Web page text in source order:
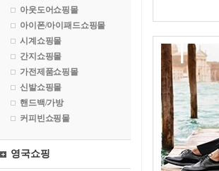
아웃도어쇼핑몰
아이폰/아이패드쇼핑몰
시계쇼핑몰
간지쇼핑몰
가전제품쇼핑몰
신발쇼핑몰
핸드백/가방
커피빈쇼핑몰
영국쇼핑